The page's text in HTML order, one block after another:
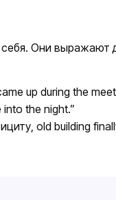
Они выражают
up during the
the night.”
old building